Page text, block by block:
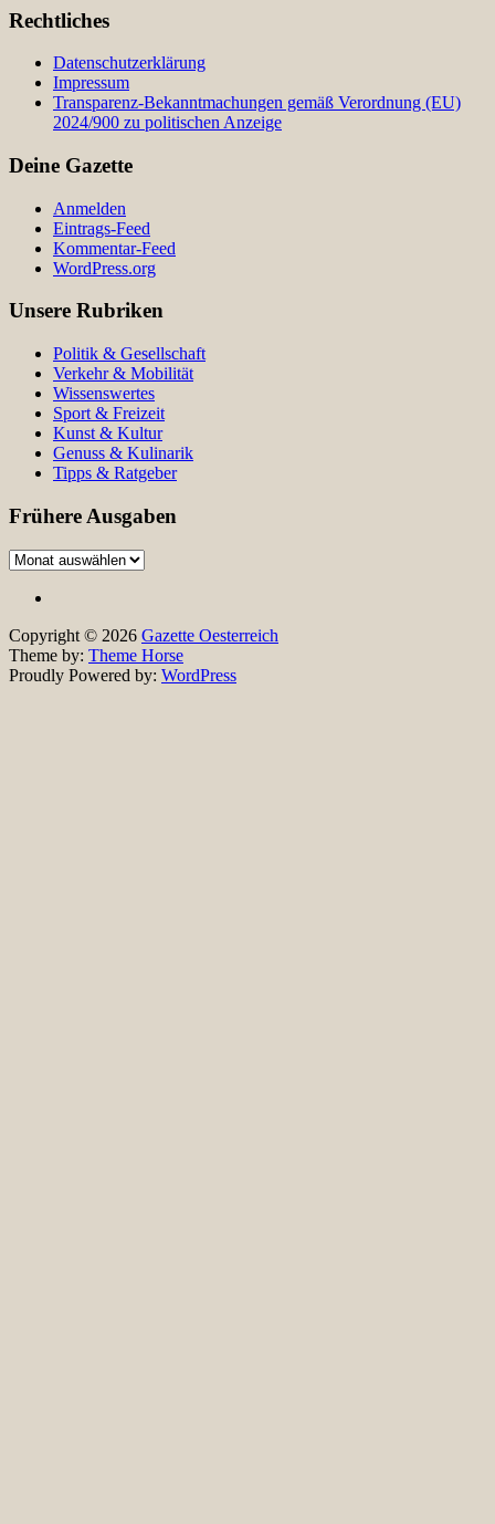
Rechtliches
Datenschutzerklärung
Impressum
Transparenz-Bekanntmachungen gemäß Verordnung (EU)
2024/900 zu politischen Anzeige
Deine Gazette
Anmelden
Eintrags-Feed
Kommentar-Feed
WordPress.org
Unsere Rubriken
Politik & Gesellschaft
Verkehr & Mobilität
Wissenswertes
Sport & Freizeit
Kunst & Kultur
Genuss & Kulinarik
Tipps & Ratgeber
Frühere Ausgaben
Frühere
Copyright © 2026 Gazette Oesterreich
Theme by: Theme Horse
Proudly Powered by: WordPress